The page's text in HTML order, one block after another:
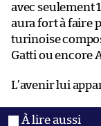
avec seulement
aura fort à faire
turinoise
Gatti ou encore
L’avenir lui